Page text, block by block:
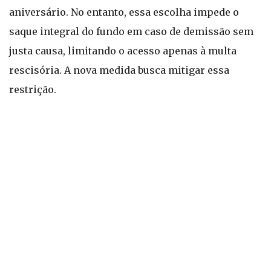
aniversário. No entanto, essa escolha impede o
saque integral do fundo em caso de demissão sem
justa causa, limitando o acesso apenas à multa
rescisória. A nova medida busca mitigar essa
restrição.